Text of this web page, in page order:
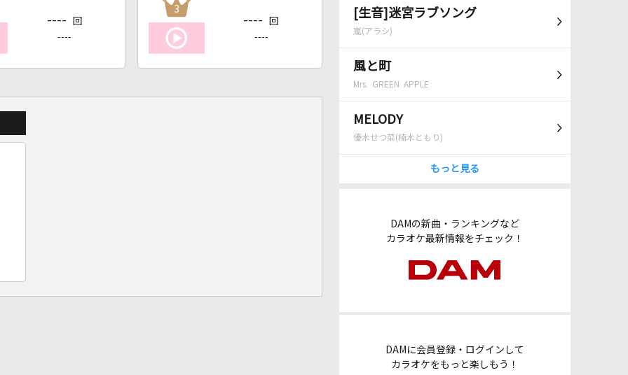
[生音]迷宮ラブソング
嵐(アラシ)
風と町
Mrs. GREEN APPLE
MELODY
優木せつ菜(楠木ともり)
もっと見る
DAMの新曲・ランキングなど
カラオケ最新情報をチェック！
DAMに会員登録・ログインして
カラオケをもっと楽しもう！
---- 回
----
3
---- 回
----